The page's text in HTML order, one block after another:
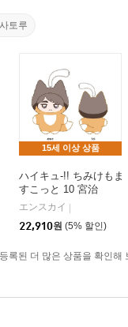
토루
15세 이상 상품
ハイキュ-!! ちみけもま
すこっと 10 宮治
エンスカイ
22,910원 (5% 할인)
록된 더 많은 상품을 확인해